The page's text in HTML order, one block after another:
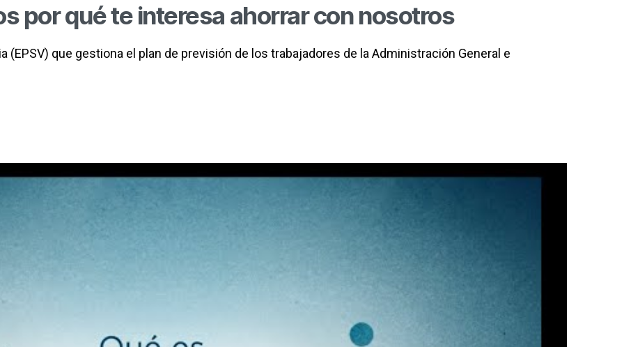
por qué te interesa ahorrar con nosotros
(EPSV) que gestiona el plan de previsión de los trabajadores de la Administración General e